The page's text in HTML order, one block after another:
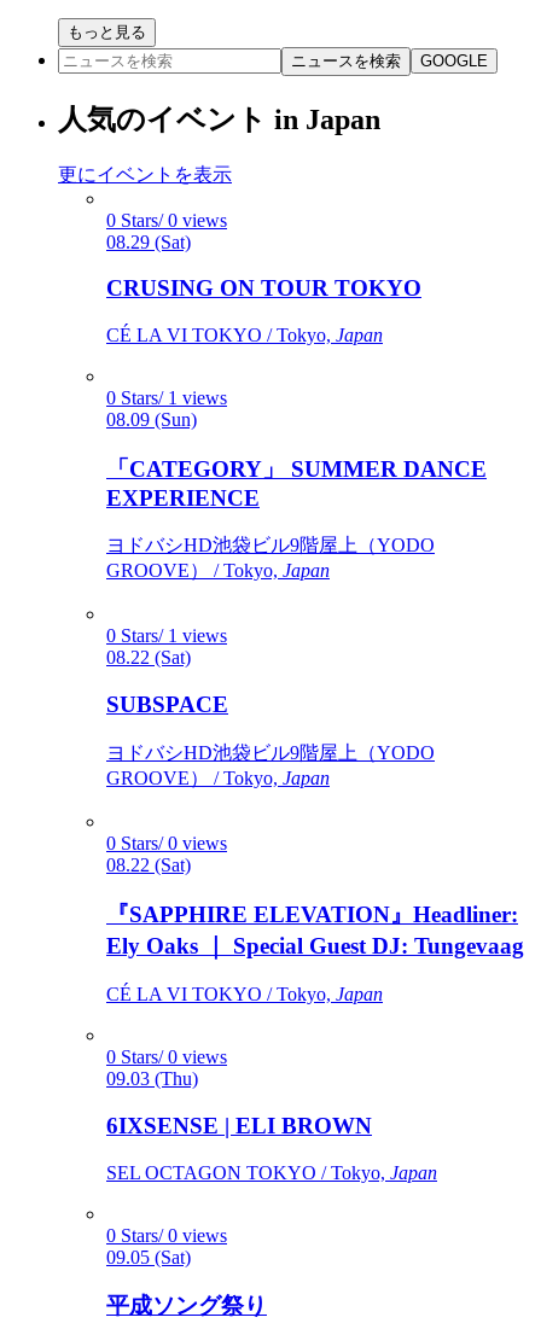
もっと見る
ニュースを検索
GOOGLE
人気のイベント in Japan
更にイベントを表示
0 Stars/ 0 views
08.29 (Sat)
CRUSING ON TOUR TOKYO
CÉ LA VI TOKYO / Tokyo, Japan
0 Stars/ 1 views
08.09 (Sun)
「CATEGORY」 SUMMER DANCE
EXPERIENCE
ヨドバシHD池袋ビル9階屋上（YODO
GROOVE） / Tokyo, Japan
0 Stars/ 1 views
08.22 (Sat)
SUBSPACE
ヨドバシHD池袋ビル9階屋上（YODO
GROOVE） / Tokyo, Japan
0 Stars/ 0 views
08.22 (Sat)
『SAPPHIRE ELEVATION』Headliner:
Ely Oaks ｜ Special Guest DJ: Tungevaag
CÉ LA VI TOKYO / Tokyo, Japan
0 Stars/ 0 views
09.03 (Thu)
6IXSENSE | ELI BROWN
SEL OCTAGON TOKYO / Tokyo, Japan
0 Stars/ 0 views
09.05 (Sat)
平成ソング祭り